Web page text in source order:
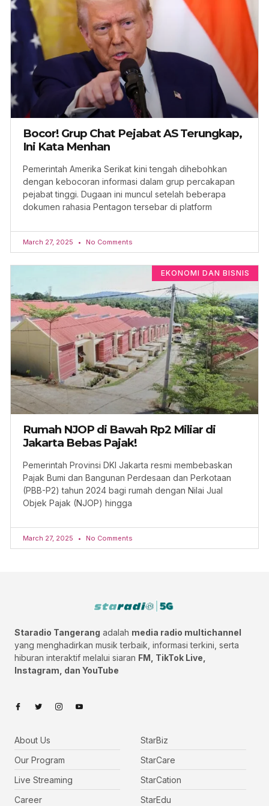
Bocor! Grup Chat Pejabat AS Terungkap,
Ini Kata Menhan
Pemerintah Amerika Serikat kini tengah dihebohkan
dengan kebocoran informasi dalam grup percakapan
pejabat tinggi. Dugaan ini muncul setelah beberapa
dokumen rahasia Pentagon tersebar di platform
March 27, 2025 No Comments
EKONOMI DAN BISNIS
Rumah NJOP di Bawah Rp2 Miliar di
Jakarta Bebas Pajak!
Pemerintah Provinsi DKI Jakarta resmi membebaskan
Pajak Bumi dan Bangunan Perdesaan dan Perkotaan
(PBB-P2) tahun 2024 bagi rumah dengan Nilai Jual
Objek Pajak (NJOP) hingga
March 27, 2025 No Comments
Staradio Tangerang adalah media radio multichannel
yang menghadirkan musik terbaik, informasi terkini, serta
hiburan interaktif melalui siaran FM, TikTok Live,
Instagram, dan YouTube
About Us
Our Program
Live Streaming
Career
StarBiz
StarCare
StarCation
StarEdu